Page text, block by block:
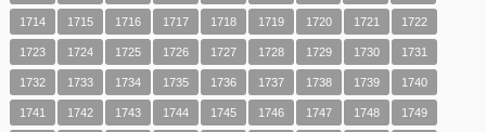
1714 1715 1716 1717 1718 1719 1720 1721 1722
1723 1724 1725 1726 1727 1728 1729 1730 1731
1732 1733 1734 1735 1736 1737 1738 1739 1740
1741 1742 1743 1744 1745 1746 1747 1748 1749